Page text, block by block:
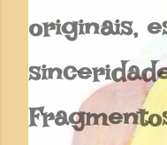
originais,